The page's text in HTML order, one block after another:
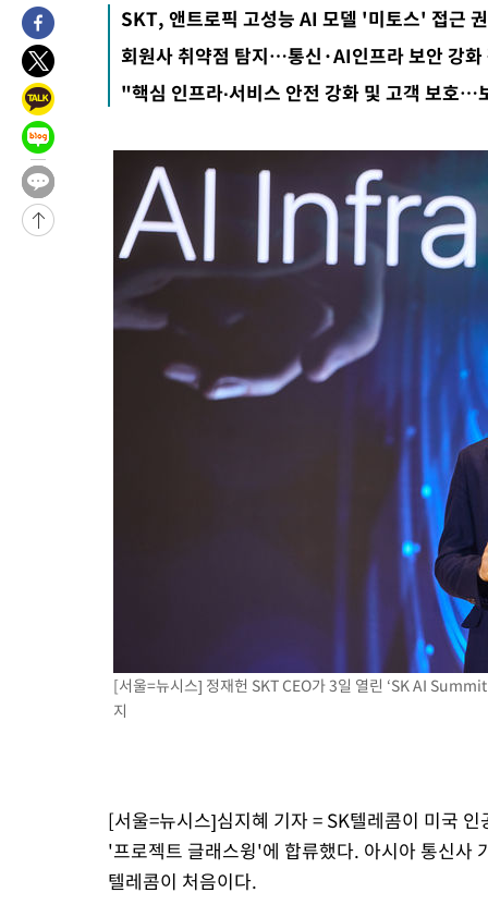
5시간 전 >
여수 오동도 해상서 모터보트 전복…1명 사망·1명 실종
6시간 전 >
극한폭염 한풀 꺾이지만…'낮 최고 35도' 무더위, 열대야 계속[다
날씨]
7시간 전 >
7시간 전 >
[속보]'압수수색·성접대 논란' 축구협회 "실망과 걱정 안겨드려
10시간 전 >
12시간 전 >
[속보]뉴욕증시 상승 마감…S&P 0.6% 나스닥 1.3%↑
-15112초 전 >
이란 "호르무즈 재개방 합의 근접…美 배상 선행돼야"
-6159초 전 >
[속보]與최고위원 제주·인천 순회경선…박선원·최민희·서미
[속보]김민석, 與 전대 당원투표 누적 득표율 45.42%로 1위…
[속보]與 대표 경선 제주·인천 당원투표…金 47.75%·鄭
이강인 "아틀레티코 이적 기뻐…등번호 7번 의미보단 팀 위해
[속보]與 당대표 경선, 제주·인천 권리당원 투표 김민석 승리
낮 최고 35도 '무더위'…동해안 시간당 30㎜ '강한 비'[내일날씨]
[속보]이강인 "감독님이 원하는 마음 느꼈고, 많은 트로피 원해 아
수도권 40도 육박 '펄펄'…동해안 일부 지역엔 호의주의보
강릉에 시간당 81.4㎜ 물폭탄…도로 잠기고 담벼락 붕괴
선재도서 해루질 나섰다 실종 60대, 닷새 만에 숨진 채 발견
남자 농구, 나고야 아시안게임서 '홈팀' 일본과 한일전
여수 오동도 해상서 모터보트 전복…1명 사망·1명 실종
극한폭염 한풀 꺾이지만…'낮 최고 35도' 무더위, 열대야 계속[다
축구협회 "압수수색·성접대 논란 사과…쇄신의 기회로 삼겠다"
[속보]'압수수색·성접대 논란' 축구협회 "실망과 걱정 안겨드려
SKT, 앤트로픽 고성능 AI 모델 '미토스' 접근
회원사 취약점 탐지…통신·AI인프라 보안 강화
"핵심 인프라∙서비스 안전 강화 및 고객 보호…
[서울=뉴시스] 정재헌 SKT CEO가 3일 열린 ‘SK AI
지
[서울=뉴시스]심지혜 기자 = SK텔레콤이 미국
'프로젝트 글래스윙'에 합류했다. 아시아 통신사
텔레콤이 처음이다.